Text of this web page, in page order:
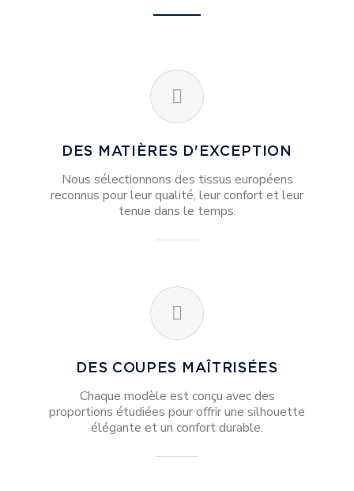
DES MATIÈRES D'EXCEPTION
Nous sélectionnons des tissus européens
reconnus pour leur qualité, leur confort et leur
tenue dans le temps.
DES COUPES MAÎTRISÉES
Chaque modèle est conçu avec des
proportions étudiées pour offrir une silhouette
élégante et un confort durable.